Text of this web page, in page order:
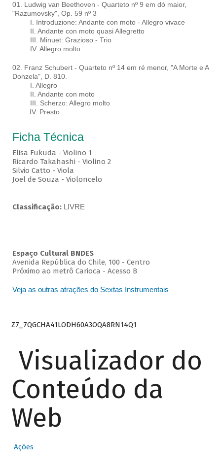
01. Ludwig van Beethoven - Quarteto nº 9 em dó maior,
"Razumovsky", Op. 59 nº 3
I. Introduzione: Andante con moto - Allegro vivace
II. Andante con moto quasi Allegretto
III. Minuet: Grazioso - Trio
IV. Allegro molto
02. Franz Schubert - Quarteto nº 14 em ré menor, "A Morte e A
Donzela", D. 810.
I. Allegro
II. Andante con moto
III. Scherzo: Allegro molto
IV. Presto
Ficha Técnica
Elisa Fukuda - Violino 1
Ricardo Takahashi - Violino 2
Silvio Catto - Viola
Joel de Souza - Violoncelo
Classificação: LIVRE
Espaço Cultural BNDES
Avenida República do Chile, 100 - Centro
Próximo ao metrô Carioca - Acesso B
Veja as outras atrações do Sextas Instrumentais
Z7_7QGCHA41LODH60A3OQA8RN14Q1
Visualizador do
Conteúdo da
Web
Ações